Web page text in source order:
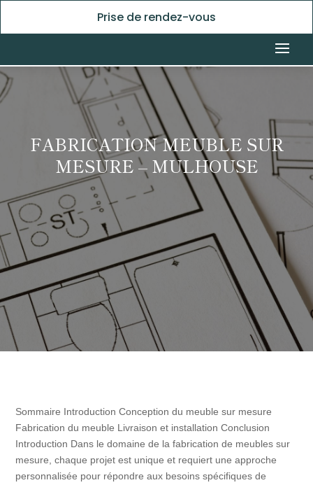
Prise de rendez-vous
FABRICATION MEUBLE SUR
MESURE – MULHOUSE
Sommaire Introduction Conception du meuble sur mesure
Fabrication du meuble Livraison et installation Conclusion
Introduction Dans le domaine de la fabrication de meubles sur
mesure, chaque projet est unique et requiert une approche
personnalisée pour répondre aux besoins spécifiques de